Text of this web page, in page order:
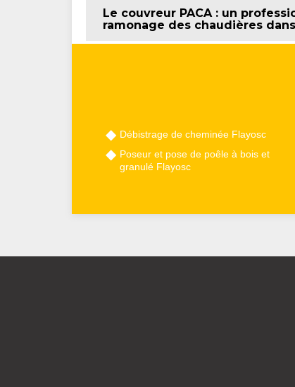
Le couvreur PACA : un
ramonage des chaudières
Débistrage de cheminée Flayosc
Poseur et pose de poêle à bois et
granulé Flayosc